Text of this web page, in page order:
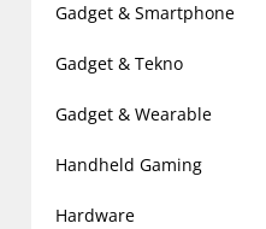
Gadget & Smartphone
Gadget & Tekno
Gadget & Wearable
Handheld Gaming
Hardware